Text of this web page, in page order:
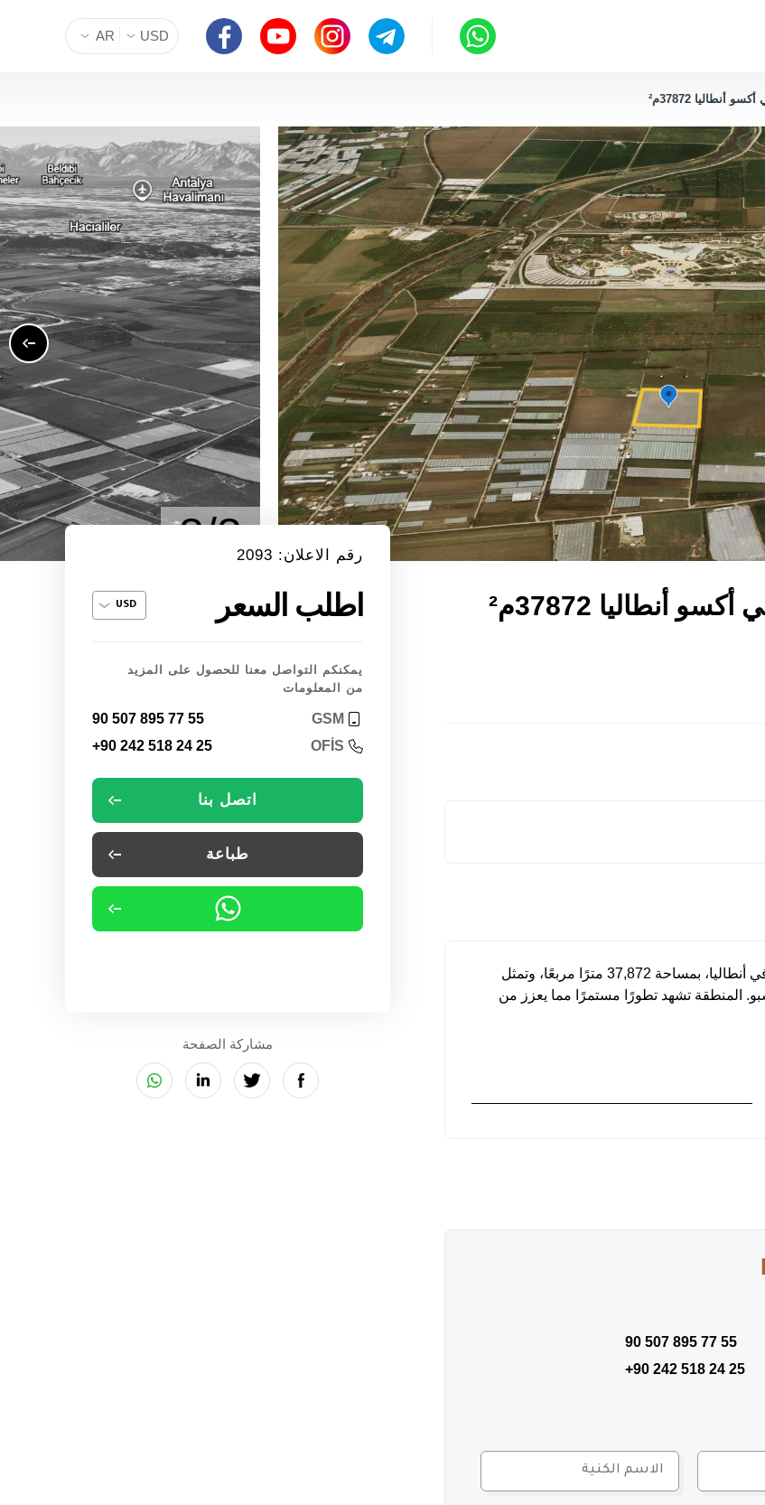
AR USD
37872م²
8/8 رقم الاعلان: 2093
اطلب السعر
يمكنكم التواصل معنا للحصول على المزيد
من المعلومات
GSM
90 507 895 77 55
OFİS
+90 242 518 24 25
اتصل بنا
طباعة
مشاركة الصفحة
37872م²
تقع هذه الأرض الزراعية في منطقة سولاك ضمن قضاء أكسو في أنطاليا، بمساحة 37,872 مترًا مربعًا، وتمثل
المنطقة تشهد تطورًا مستمرًا مما يعزز من
عن عقار واسع في موقع مستقبل واعد، خصوصًا مع
90 507 895 77 55
+90 242 518 24 25